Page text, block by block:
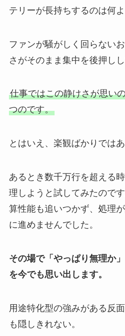
テリーが長持ちするのは何よ
ファンが騒がしく回らない
さがそのまま集中を後押しし
仕事ではこの静けさが思い
つのです。
とはいえ、楽観ばかりではあ
あるとき数千万行を超える
理しようと試してみたので
算性能も追いつかず、処理
に進めませんでした。
その場で「やっぱり無理か
を今でも思い出します。
用途特化型の強みがある反
も隠しきれない。